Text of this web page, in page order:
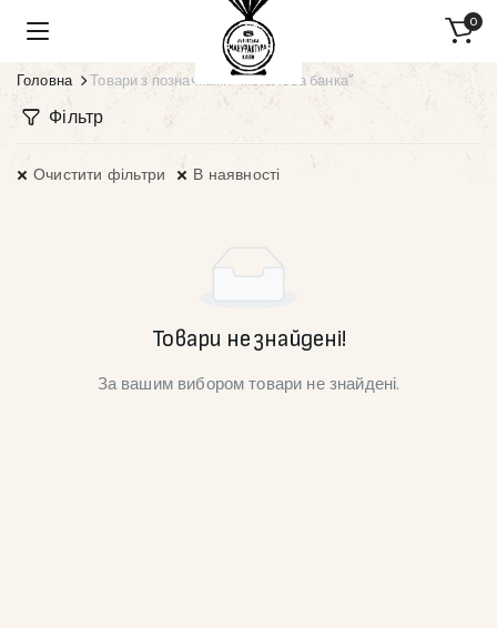
0
Головна Товари з позначками “металева банка”
Фільтр
Очистити фільтри В наявності
Товари не знайдені!
За вашим вибором товари не знайдені.